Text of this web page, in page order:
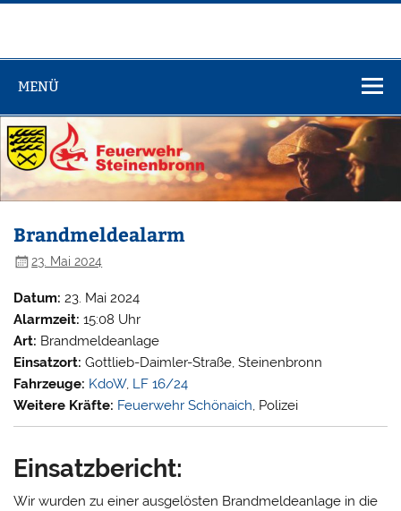
Zum
Steinenbronn
MENÜ
Brandmeldealarm
23. Mai 2024
Datum: 23. Mai 2024
Alarmzeit: 15:08 Uhr
Art: Brandmeldeanlage
Einsatzort: Gottlieb-Daimler-Straße, Steinenbronn
Fahrzeuge: KdoW, LF 16/24
Weitere Kräfte: Feuerwehr Schönaich, Polizei
Einsatzbericht:
Wir wurden zu einer ausgelösten Brandmeldeanlage in die